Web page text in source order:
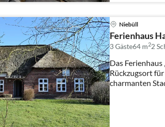
Niebüll
Ferienhaus
3 Gäste64 m22
Das
Rückzugsort
charmanten